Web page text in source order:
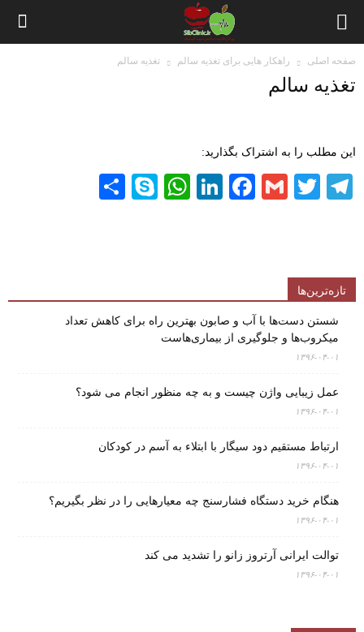
صفحه اصلی راهکار هایی برای تغذیه سالم تغذیه سالم
تغذیه سالم
این مطلب را به اشتراک بگذارید:
Telegram
Twitter
Gmail
Facebook
LinkedIn
WhatsApp
Skype
تازه‌ترین‌ها
شستن دست‌ها با آب و صابون بهترین راه برای کاهش تعداد
میکروب‌ها و جلوگیری از بیماری‌هاست
۱۳۹۶-۰۴-۰۱
عمل زیبایی واژن چیست و به چه منظور انجام می شود؟
۱۳۹۶-۰۴-۰۱
ارتباط مستقیم دود سیگار با ابتلاء به آسم در کودکان
۱۳۹۶-۰۴-۰۱
هنگام خرید دستگاه فشارسنج چه معیارهایی را در نظر بگیریم؟
۱۳۹۶-۰۴-۰۱
توالت ایرانی آرتروز زانو را تشدید می کند
۱۳۹۶-۰۴-۰۱